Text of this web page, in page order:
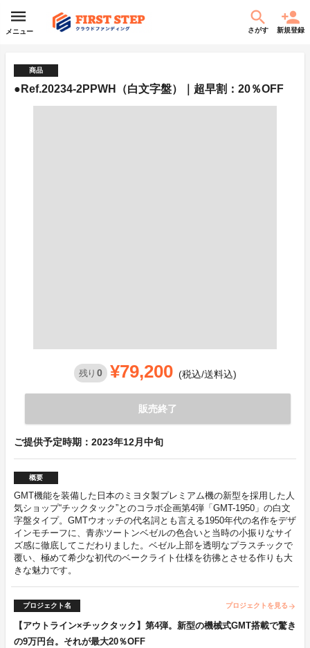
メニュー さがす 新規登録
商品
●Ref.20234-2PPWH（白文字盤）｜超早割：20％OFF
残り 0 ¥79,200 (税込/送料込)
販売終了
ご提供予定時期：2023年12月中旬
概要
GMT機能を装備した日本のミヨタ製プレミアム機の新型を採用した人
気ショップ“チックタック”とのコラボ企画第4弾「GMT-1950」の白文
字盤タイプ。GMTウオッチの代名詞とも言える1950年代の名作をデザ
インモチーフに、青赤ツートンベゼルの色合いと当時の小振りなサイ
ズ感に徹底してこだわりました。ベゼル上部を透明なプラスチックで
覆い、極めて希少な初代のベークライト仕様を彷彿とさせる作りも大
きな魅力です。
プロジェクト名 プロジェクトを見る arrow_forward
【アウトライン×チックタック】第4弾。新型の機械式GMT搭載で驚き
の9万円台。それが最大20％OFF